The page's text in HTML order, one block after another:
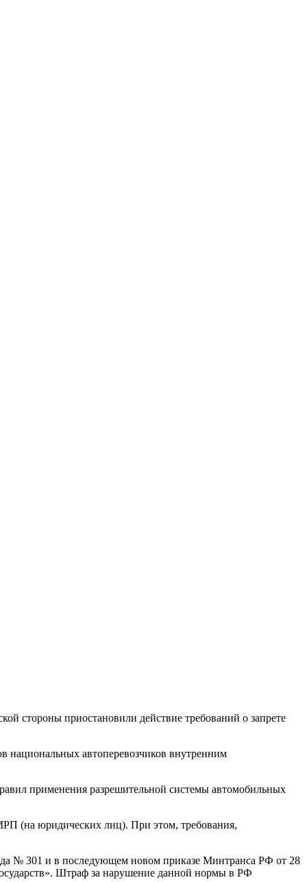
стороны приостановили действие требований о запрете
национальных автоперевозчиков внутренним
применения разрешительной системы автомобильных
(на юридических лиц). При этом, требования,
№ 301 и в последующем новом приказе Минтранса РФ от 28
Штраф за нарушение данной нормы в РФ